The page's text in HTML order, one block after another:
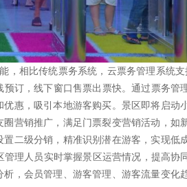
，相比传统票务系统，云票务管理系统
订，线下窗口售票出票快。通过票务管
惠，吸引本地游客购买。景区即将启动
营销推广，满足门票裂变营销活动，如
二级分销，精准识别潜在游客，实现低
理人员实时掌握景区运营情况，提高协
，会员管理、游客管理、游客流量变化